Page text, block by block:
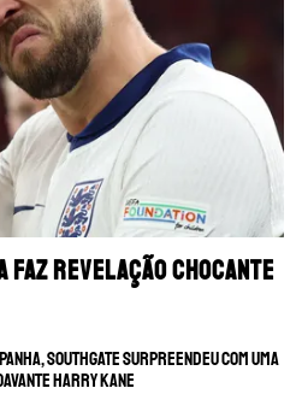
faz revelação chocante
Southgate surpreendeu com uma
Harry Kane